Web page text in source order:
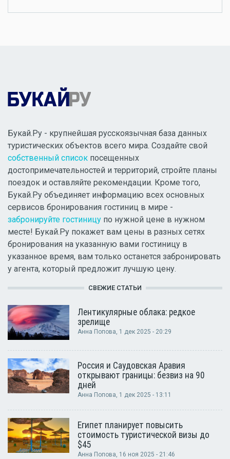
Букай.Ру - крупнейшая русскоязычная база данных
туристических объектов всего мира. Создайте свой
собственный список посещенных
достопримечательностей и территорий, стройте планы
поездок и оставляйте рекомендации. Кроме того,
Букай.Ру объединяет информацию всех основных
сервисов бронирования гостиниц в мире -
забронируйте гостиницу по нужной цене в нужном
месте! Букай.Ру покажет вам цены в разных сетях
бронирования на указанную вами гостиницу в
указанное время, вам только останется забронировать
у агента, который предложит лучшую цену.
СВЕЖИЕ СТАТЬИ
Лентикулярные облака: редкое
зрелище
Анна Попова, 1 дек 2025 - 20:29
Россия и Саудовская Аравия
открывают границы: безвиз на 90
дней
Анна Попова, 1 дек 2025 - 13:11
Египет планирует повысить
стоимость туристической визы до
$45
Анна Попова, 16 ноя 2025 - 21:46